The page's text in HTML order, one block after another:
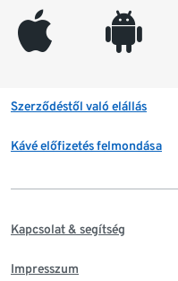
appleinc android
Szerződéstől való elállás
Kávé előfizetés felmondása
Kapcsolat & segítség
Impresszum